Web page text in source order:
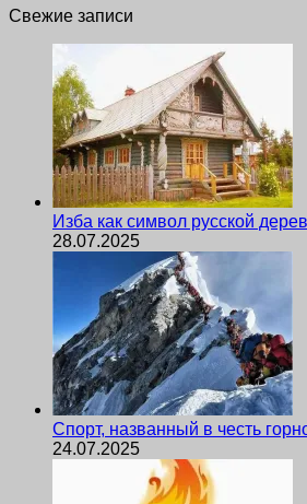
Свежие записи
Изба как символ русской
28.07.2025
Спорт, названный в честь
24.07.2025